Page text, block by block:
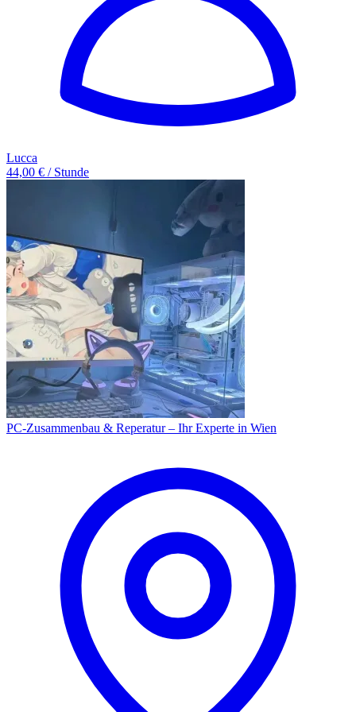
Lucca
44,00 € / Stunde
PC-Zusammenbau & Reperatur – Ihr Experte in Wien